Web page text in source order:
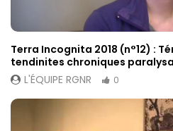
Terra Incognita 2018 (n°12) :
tendinites chroniques
L'ÉQUIPE RGNR
0